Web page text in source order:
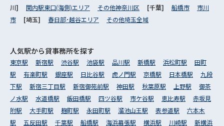
川] 関内駅東口(海側)エリア その他神奈川区 [千葉] 船橋市
市川
市
[埼玉] 春日部･越谷エリア その他埼玉全域
人気駅から貸事務所を探す
東京駅 新宿駅 渋谷駅 池袋駅 品川駅 新橋駅 浜松町駅
田町
駅
有楽町駅 銀座駅 日比谷駅 虎ノ門駅 京橋駅 日本橋駅
九段
下駅
新宿三丁目駅 新宿御苑前駅 神田駅 秋葉原駅 上野駅
御茶
ノ水駅
水道橋駅 飯田橋駅 四ツ谷駅 市ケ谷駅 恵比寿駅
赤坂見
附駅
大手町駅 麹町駅 永田町駅 溜池山王駅 表参道駅
六本木
駅
五反田駅 千葉駅 船橋駅 海浜幕張駅 横浜駅 川崎駅 新横浜